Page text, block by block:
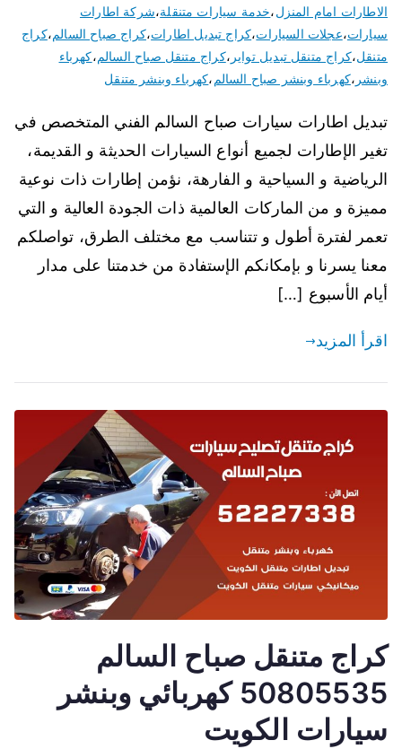
الاطارات امام المنزل،خدمة سيارات متنقلة،شركة اطارات
سيارات،عجلات السيارات،كراج تبديل اطارات،كراج صباح السالم،كراج
متنقل،كراج متنقل تبديل تواير ،كراج متنقل صباح السالم،كهرباء
وبنشر ،كهرباء وبنشر صباح السالم،كهرباء وبنشر متنقل
تبديل اطارات سيارات صباح السالم الفني المتخصص في
تغير الإطارات لجميع أنواع السيارات الحديثة و القديمة،
الرياضية و السياحية و الفارهة، نؤمن إطارات ذات نوعية
مميزة و من الماركات العالمية ذات الجودة العالية و التي
تعمر لفترة أطول و تتناسب مع مختلف الطرق، تواصلكم
معنا يسرنا و بإمكانكم الإستفادة من خدمتنا على مدار
أيام الأسبوع […]
اقرأ المزيد
كراج متنقل صباح السالم
50805535 كهربائي وبنشر
سيارات الكويت